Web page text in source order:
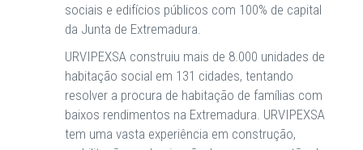
sociais e edifícios públicos com 100% de capital
da Junta de Extremadura.
URVIPEXSA construiu mais de 8.000 unidades de
habitação social em 131 cidades, tentando
resolver a procura de habitação de famílias com
baixos rendimentos na Extremadura. URVIPEXSA
tem uma vasta experiência em construção,